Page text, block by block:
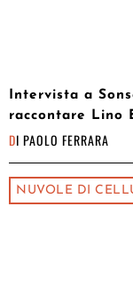
Intervista a
raccontare Lino
DI PAOLO FERRARA
NUVOLE DI